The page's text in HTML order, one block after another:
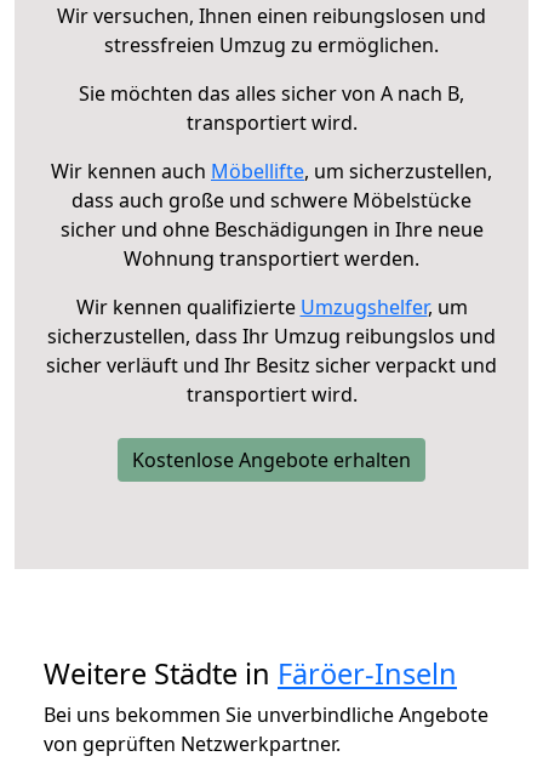
Wir versuchen, Ihnen einen reibungslosen und
stressfreien Umzug zu ermöglichen.
Sie möchten das alles sicher von A nach B,
transportiert wird.
Wir kennen auch Möbellifte, um sicherzustellen,
dass auch große und schwere Möbelstücke
sicher und ohne Beschädigungen in Ihre neue
Wohnung transportiert werden.
Wir kennen qualifizierte Umzugshelfer, um
sicherzustellen, dass Ihr Umzug reibungslos und
sicher verläuft und Ihr Besitz sicher verpackt und
transportiert wird.
Kostenlose Angebote erhalten
Weitere Städte in Färöer-Inseln
Bei uns bekommen Sie unverbindliche Angebote
von geprüften Netzwerkpartner.